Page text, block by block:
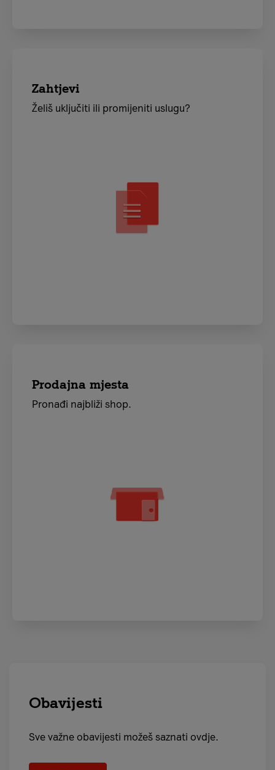
Zahtjevi
Želiš uključiti ili promijeniti uslugu?
Prodajna mjesta
Pronađi najbliži shop.
Obavijesti
Sve važne obavijesti možeš saznati ovdje.